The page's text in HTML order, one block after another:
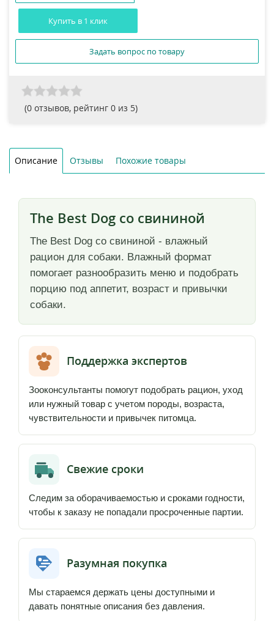
Купить в 1 клик
Задать вопрос по товару
(0 отзывов, рейтинг 0 из 5)
Описание Отзывы Похожие товары
The Best Dog со свининой
The Best Dog со свининой - влажный
рацион для собаки. Влажный формат
помогает разнообразить меню и подобрать
порцию под аппетит, возраст и привычки
собаки.
Поддержка экспертов
Зооконсультанты помогут подобрать рацион, уход
или нужный товар с учетом породы, возраста,
чувствительности и привычек питомца.
Свежие сроки
Следим за оборачиваемостью и сроками годности,
чтобы к заказу не попадали просроченные партии.
Разумная покупка
Мы стараемся держать цены доступными и
давать понятные описания без давления.